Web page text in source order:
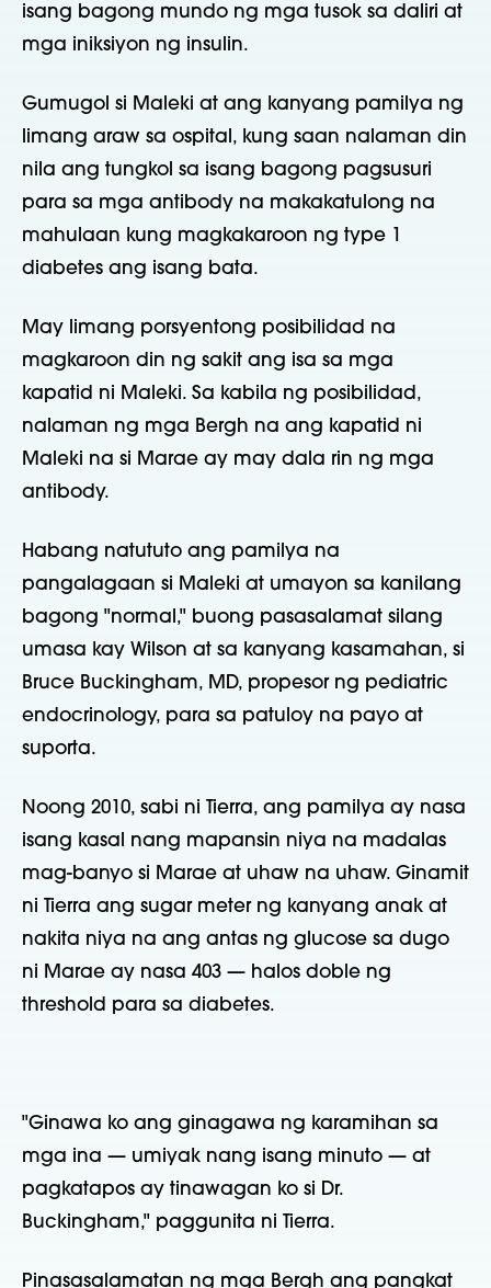
isang bagong mundo ng mga tusok sa daliri at
mga iniksiyon ng insulin.
Gumugol si Maleki at ang kanyang pamilya ng
limang araw sa ospital, kung saan nalaman din
nila ang tungkol sa isang bagong pagsusuri
para sa mga antibody na makakatulong na
mahulaan kung magkakaroon ng type 1
diabetes ang isang bata.
May limang porsyentong posibilidad na
magkaroon din ng sakit ang isa sa mga
kapatid ni Maleki. Sa kabila ng posibilidad,
nalaman ng mga Bergh na ang kapatid ni
Maleki na si Marae ay may dala rin ng mga
antibody.
Habang natututo ang pamilya na
pangalagaan si Maleki at umayon sa kanilang
bagong "normal," buong pasasalamat silang
umasa kay Wilson at sa kanyang kasamahan, si
Bruce Buckingham, MD, propesor ng pediatric
endocrinology, para sa patuloy na payo at
suporta.
Noong 2010, sabi ni Tierra, ang pamilya ay nasa
isang kasal nang mapansin niya na madalas
mag-banyo si Marae at uhaw na uhaw. Ginamit
ni Tierra ang sugar meter ng kanyang anak at
nakita niya na ang antas ng glucose sa dugo
ni Marae ay nasa 403 — halos doble ng
threshold para sa diabetes.
"Ginawa ko ang ginagawa ng karamihan sa
mga ina — umiyak nang isang minuto — at
pagkatapos ay tinawagan ko si Dr.
Buckingham," paggunita ni Tierra.
Pinasasalamatan ng mga Bergh ang pangkat